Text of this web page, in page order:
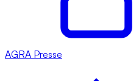
AGRA Presse